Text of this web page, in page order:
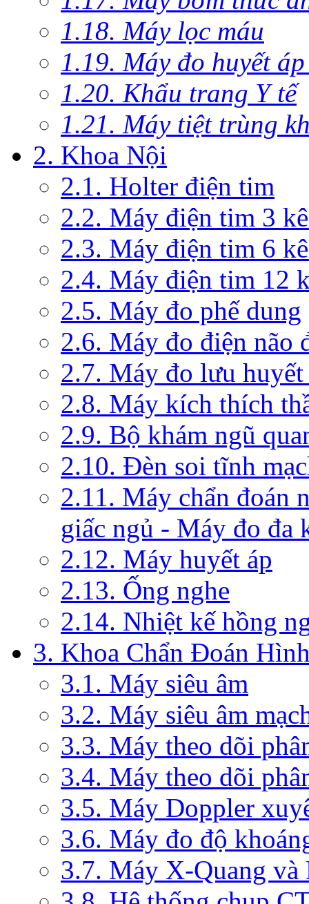
1.18. Máy lọc máu
1.19. Máy đo huyết
1.20. Khẩu trang Y tế
1.21. Máy tiệt trùng
2. Khoa Nội
2.1. Holter điện tim
2.2. Máy điện tim 3
2.3. Máy điện tim 6
2.4. Máy điện tim 12
2.5. Máy đo phế dung
2.6. Máy đo điện não
2.7. Máy đo lưu
2.8. Máy kích thích
2.9. Bộ khám ngũ
2.10. Đèn soi tĩnh
2.11. Máy chẩn đoán
giấc ngủ - Máy đo đa
2.12. Máy huyết áp
2.13. Ống nghe
2.14. Nhiệt kế hồng
3. Khoa Chẩn Đoán
3.1. Máy siêu âm
3.2. Máy siêu âm
3.3. Máy theo dõi
3.4. Máy theo dõi
3.5. Máy Doppler
3.6. Máy đo độ
3.7. Máy X-Quang